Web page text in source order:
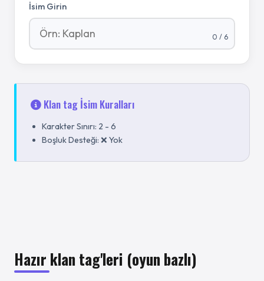
İsim Girin
0 / 6
Klan tagİsim Kuralları
Karakter Sınırı: 2 -6
Boşluk Desteği:❌ Yok
Hazır klan tag'leri (oyun bazlı)